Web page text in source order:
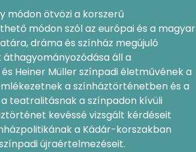
módon ötvözi a korszerű
módon szól az európai és a magyar
dráma és színház megújuló
áll a
Heiner Müller színpadi életművének a
a színháztörténetben és a
teatralitásnak a színpadon kívüli
kevéssé vizsgált kérdéseit
a Kádár-korszakban
újraértelmezéseit.